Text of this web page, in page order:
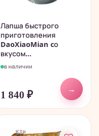
Лапша быстрого
приготовления
DaoXiaoMian cо
вкусом...
в наличии
1 840 ₽
→